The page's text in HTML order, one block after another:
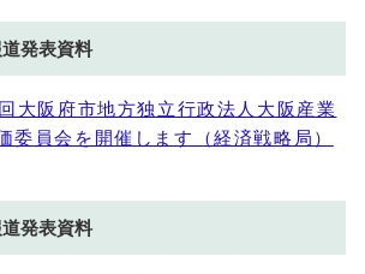
発表資料
大阪府市地方独立行政法人大阪産業
委員会を開催します（経済戦略局）
発表資料